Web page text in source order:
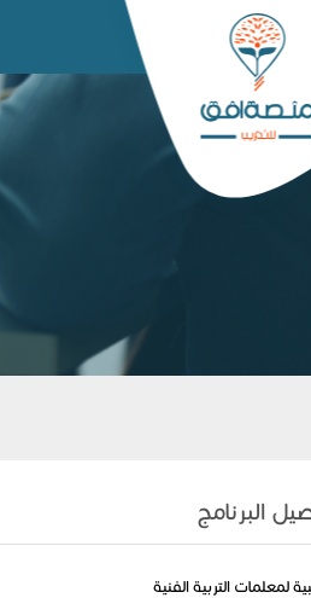
البرنامج
لمعلمات التربية الفنية